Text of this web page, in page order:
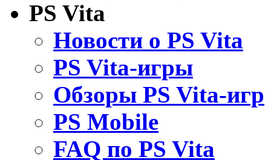
PS Vita
Новости о PS Vita
PS Vita-игры
Обзоры PS Vita-игр
PS Mobile
FAQ по PS Vita